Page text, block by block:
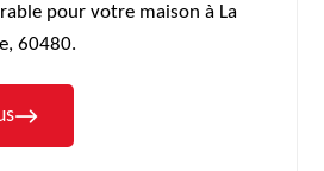
pour votre maison à La
60480.